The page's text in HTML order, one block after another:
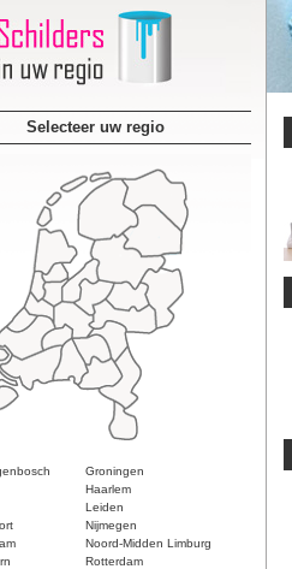
Selecteer uw regio
Groningen
Haarlem
Leiden
Nijmegen
Noord-Midden Limburg
Rotterdam